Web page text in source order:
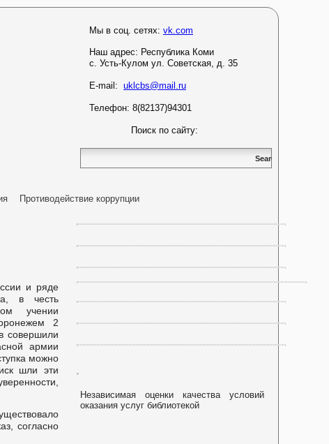
Мы в соц. сетях: vk.com
Наш адрес: Республика Коми
с. Усть-Кулом ул. Советская, д. 35
E-mail: uklcbs@mail.ru
Телефон: 8(82137)94301
Поиск по сайту:
Противодействие коррупции
и ряде
в честь
учении
2
совершили
армии
можно
шли эти
согласно
Независимая оценки качества условий
оказания услуг библиотекой